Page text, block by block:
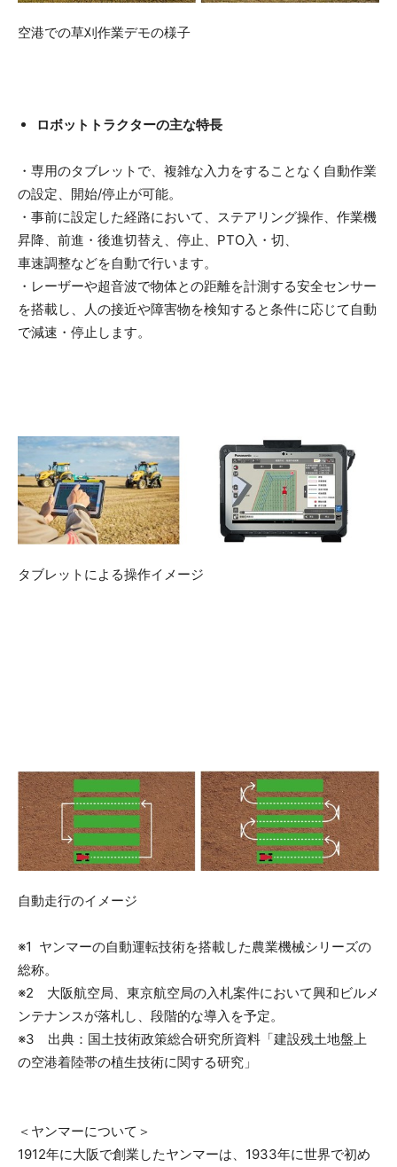
空港での草刈作業デモの様子
ロボットトラクターの主な特長
・専用のタブレットで、複雑な入力をすることなく自動作業
の設定、開始/停止が可能。
・事前に設定した経路において、ステアリング操作、作業機
昇降、前進・後進切替え、停止、PTO入・切、
車速調整などを自動で行います。
・レーザーや超音波で物体との距離を計測する安全センサー
を搭載し、人の接近や障害物を検知すると条件に応じて自動
で減速・停止します。
タブレットによる操作イメージ
自動走行のイメージ
※1 ヤンマーの自動運転技術を搭載した農業機械シリーズの
総称。
※2 大阪航空局、東京航空局の入札案件において興和ビルメ
ンテナンスが落札し、段階的な導入を予定。
※3 出典：国土技術政策総合研究所資料「建設残土地盤上
の空港着陸帯の植生技術に関する研究」
＜ヤンマーについて＞
1912年に大阪で創業したヤンマーは、1933年に世界で初め